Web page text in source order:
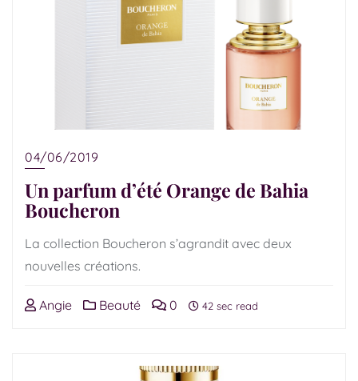
04/06/2019
Un parfum d’été Orange de Bahia
Boucheron
La collection Boucheron s’agrandit avec deux
nouvelles créations.
Angie Beauté 0 42 sec read